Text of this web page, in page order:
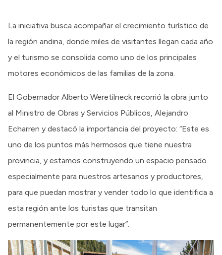
La iniciativa busca acompañar el crecimiento turístico de
la región andina, donde miles de visitantes llegan cada año
y el turismo se consolida como uno de los principales
motores económicos de las familias de la zona.
El Gobernador Alberto Weretilneck recorrió la obra junto
al Ministro de Obras y Servicios Públicos, Alejandro
Echarren y destacó la importancia del proyecto: “Este es
uno de los puntos más hermosos que tiene nuestra
provincia, y estamos construyendo un espacio pensado
especialmente para nuestros artesanos y productores,
para que puedan mostrar y vender todo lo que identifica a
esta región ante los turistas que transitan
permanentemente por este lugar”.